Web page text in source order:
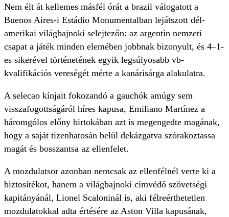
Nem élt át kellemes másfél órát a brazil válogatott a
Buenos Aires-i Estádio Monumentalban lejátszott dél-
amerikai világbajnoki selejtezőn: az argentin nemzeti
csapat a játék minden elemében jobbnak bizonyult, és 4–1-
es sikerével történetének egyik legsúlyosabb vb-
kvalifikációs vereségét mérte a kanárisárga alakulatra.
A selecao kínjait fokozandó a gauchók amúgy sem
visszafogottságáról híres kapusa, Emiliano Martínez a
háromgólos előny birtokában azt is megengedte magának,
hogy a saját tizenhatosán belül dekázgatva szórakoztassa
magát és bosszantsa az ellenfelet.
A mozdulatsor azonban nemcsak az ellenfélnél verte ki a
biztosítékot, hanem a világbajnoki címvédő szövetségi
kapitányánál, Lionel Scaloninál is, aki félreérthetetlen
mozdulatokkal adta értésére az Aston Villa kapusának,